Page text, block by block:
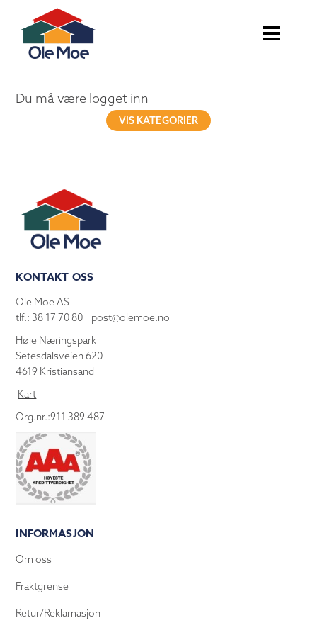
Du må være logget inn
VIS KATEGORIER
KONTAKT OSS
Ole Moe AS
tlf.: 38 17 70 80 post@olemoe.no
Høie Næringspark
Setesdalsveien 620
4619 Kristiansand
Kart
Org.nr.:911 389 487
INFORMASJON
Om oss
Fraktgrense
Retur/Reklamasjon